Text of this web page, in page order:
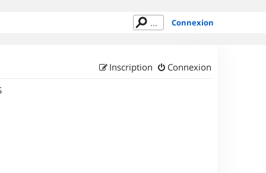
Connexion
Connexion
Inscription